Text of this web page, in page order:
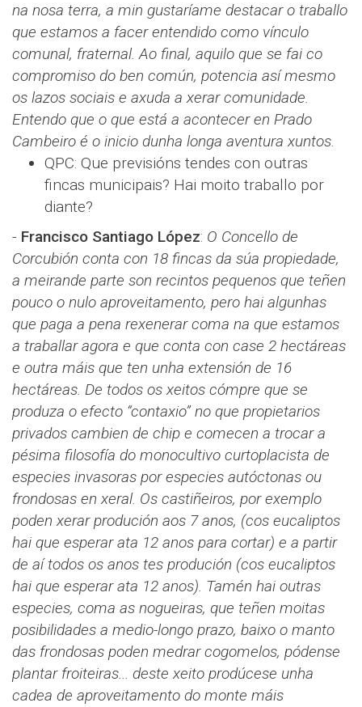
na nosa terra, a min gustaríame destacar o traballo
que estamos a facer entendido como vínculo
comunal, fraternal. Ao final, aquilo que se fai co
compromiso do ben común, potencia así mesmo
os lazos sociais e axuda a xerar comunidade.
Entendo que o que está a acontecer en Prado
Cambeiro é o inicio dunha longa aventura xuntos.
QPC: Que previsións tendes con outras
fincas municipais? Hai moito traballo por
diante?
- Francisco Santiago López​​: O Concello de
Corcubión conta con 18 fincas da súa propiedade,
a meirande parte son recintos pequenos que teñen
pouco o nulo aproveitamento, pero hai algunhas
que paga a pena rexen​era​r coma na que estamos
a traballar agora e que conta con case 2 hectáreas
e outra máis que ten unha extensión de 16
hectáreas. De todos os xeitos cómpre que se
produza o efecto “contaxio” no que propietarios
privados cambien de chip e comecen a trocar a
pésima filosofía do monocultivo curtoplacista de
especies invasoras por especies autóctonas ou
frondosas en xeral. Os castiñeiros, por exemplo
poden xerar produción aos 7 anos, (cos eucaliptos
hai que esperar ata 12 anos para cortar) e a partir
de aí todos os anos tes produción (cos eucaliptos
hai que esperar ata 12 anos). Tamén hai outras
especies, coma as nogueiras, que teñen moitas
posibilidades a medio-longo prazo, baixo o manto
das frondosas poden medrar cogomelos, pódense
plantar froiteiras... deste xeito prodúcese unha
cadea de aproveitamento do monte máis